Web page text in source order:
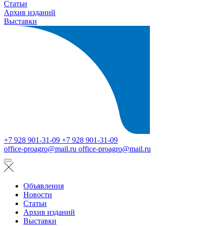
Статьи
Архив изданий
Выставки
+7 928 901-31-09 +7 928 901-31-09
office-proagro@mail.ru office-proagro@mail.ru
Объявления
Новости
Статьи
Архив изданий
Выставки